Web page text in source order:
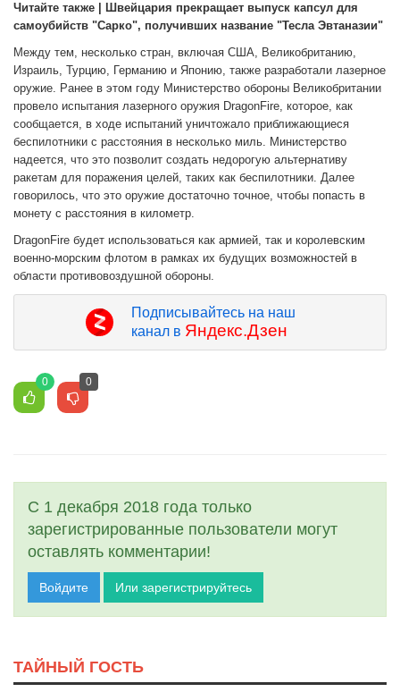
Читайте также | Швейцария прекращает выпуск капсул для
самоубийств "Сарко", получивших название "Тесла Эвтаназии"
Между тем, несколько стран, включая США, Великобританию,
Израиль, Турцию, Германию и Японию, также разработали лазерное
оружие. Ранее в этом году Министерство обороны Великобритании
провело испытания лазерного оружия DragonFire, которое, как
сообщается, в ходе испытаний уничтожало приближающиеся
беспилотники с расстояния в несколько миль. Министерство
надеется, что это позволит создать недорогую альтернативу
ракетам для поражения целей, таких как беспилотники. Далее
говорилось, что это оружие достаточно точное, чтобы попасть в
монету с расстояния в километр.
DragonFire будет использоваться как армией, так и королевским
военно-морским флотом в рамках их будущих возможностей в
области противовоздушной обороны.
Подписывайтесь на наш
канал в Яндекс.Дзен
0 0
С 1 декабря 2018 года только
зарегистрированные пользователи могут
оставлять комментарии!
Войдите Или зарегистрируйтесь
ТАЙНЫЙ ГОСТЬ